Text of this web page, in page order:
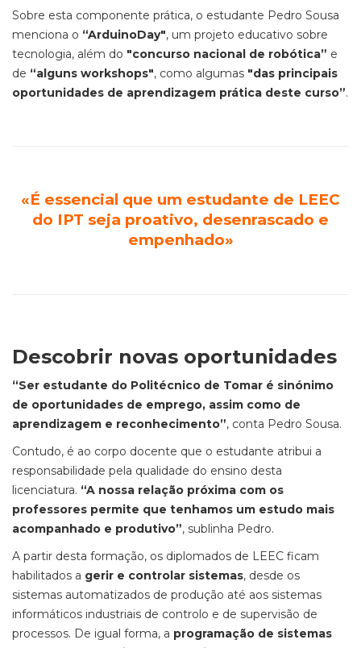
Sobre esta componente prática, o estudante Pedro Sousa
menciona o “ArduinoDay", um projeto educativo sobre
tecnologia, além do "concurso nacional de robótica” e
de “alguns workshops", como algumas "das principais
oportunidades de aprendizagem prática deste curso”.
«É essencial que um estudante de LEEC
do IPT seja proativo, desenrascado e
empenhado»
Descobrir novas oportunidades
“Ser estudante do Politécnico de Tomar é sinónimo
de oportunidades de emprego, assim como de
aprendizagem e reconhecimento”, conta Pedro Sousa.
Contudo, é ao corpo docente que o estudante atribui a
responsabilidade pela qualidade do ensino desta
licenciatura. “A nossa relação próxima com os
professores permite que tenhamos um estudo mais
acompanhado e produtivo”, sublinha Pedro.
A partir desta formação, os diplomados de LEEC ficam
habilitados a gerir e controlar sistemas, desde os
sistemas automatizados de produção até aos sistemas
informáticos industriais de controlo e de supervisão de
processos. De igual forma, a programação de sistemas